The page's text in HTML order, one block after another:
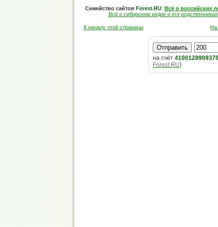
Семейство сайтов Forest.RU: Всё о российских
Всё о сибирском кедре и его родственниках
К началу этой страницы На
на счёт
Forest.RU)